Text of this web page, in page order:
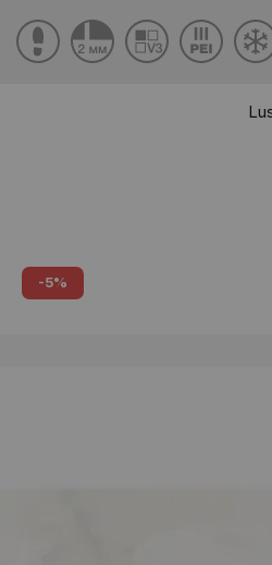
-5%